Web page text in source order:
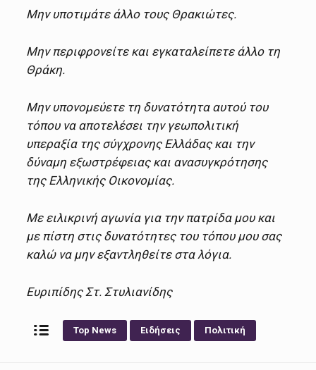
Μην υποτιμάτε άλλο τους Θρακιώτες.
Μην περιφρονείτε και εγκαταλείπετε άλλο τη
Θράκη.
Μην υπονομεύετε τη δυνατότητα αυτού του
τόπου να αποτελέσει την γεωπολιτική
υπεραξία της σύγχρονης Ελλάδας και την
δύναμη εξωστρέφειας και ανασυγκρότησης
της Ελληνικής Οικονομίας.
Με ειλικρινή αγωνία για την πατρίδα μου και
με πίστη στις δυνατότητες του τόπου μου σας
καλώ να μην εξαντληθείτε στα λόγια.
Ευριπίδης Στ. Στυλιανίδης
Top News Ειδήσεις Πολιτική